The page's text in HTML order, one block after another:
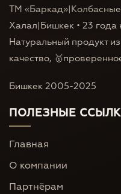
ТМ
Халал|Бишкек • 23
Натуральный продукт
качество,
Бишкек 2005-2025
ПОЛЕЗНЫЕ
Главная
О компании
Партнёрам